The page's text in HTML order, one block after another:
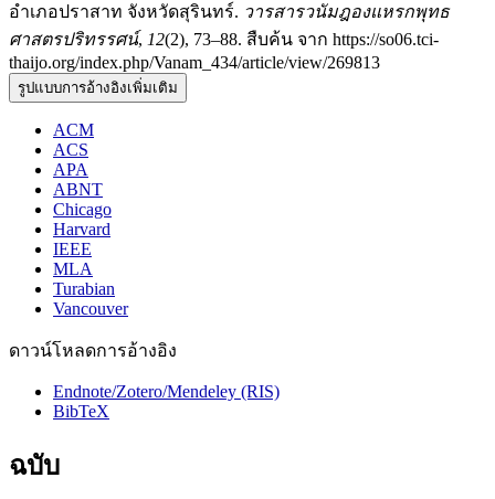
อำเภอปราสาท จังหวัดสุรินทร์. วารสารวนัมฎองแหรกพุทธ
ศาสตรปริทรรศน์, 12(2), 73–88. สืบค้น จาก https://so06.tci-
thaijo.org/index.php/Vanam_434/article/view/269813
รูปแบบการอ้างอิงเพิ่มเติม
ACM
ACS
APA
ABNT
Chicago
Harvard
IEEE
MLA
Turabian
Vancouver
ดาวน์โหลดการอ้างอิง
Endnote/Zotero/Mendeley (RIS)
BibTeX
ฉบับ